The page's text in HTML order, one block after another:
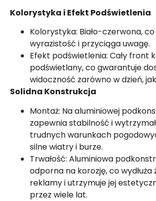
Kolorystyka i Efekt Podświetlenia
Kolorystyka: Biało-czerwona,
wyrazistość i przyciąga uwagę.
Efekt podświetlenia: Cały front
podświetlany, co gwarantuje
widoczność zarówno w dzień,
Solidna Konstrukcja
Montaż: Na aluminiowej
zapewnia stabilność i
trudnych warunkach
silne wiatry i burze.
Trwałość: Aluminiowa
odporna na korozję, co wydłuża
reklamy i utrzymuje jej
przez wiele lat.